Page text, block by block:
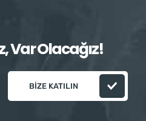
Var Olacağız!
BIZE KATILIN